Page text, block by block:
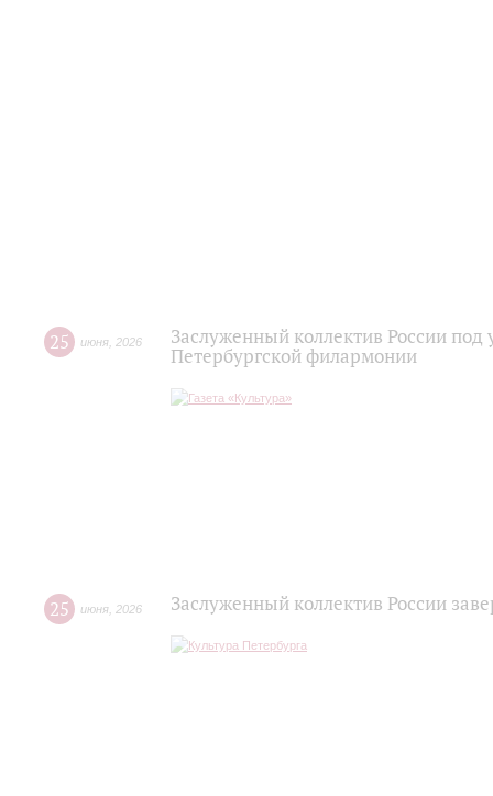
25 июня 2026
Заслуженный коллектив России
Петербургской филармонии
25 июня 2026 Заслуженный коллектив России